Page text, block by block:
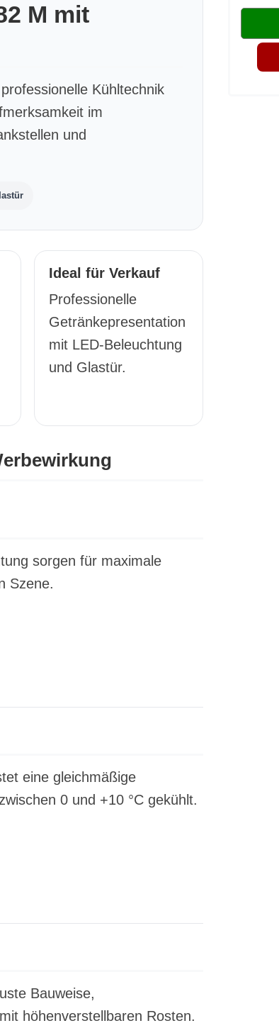
M mit
Kühltechnik
im
und
Ideal für Verkauf
Professionelle
Getränkepresentation
mit LED-Beleuchtung
und Glastür.
sorgen für maximale
Szene.
eine gleichmäßige
0 und +10 °C gekühlt.
Bauweise,
höhenverstellbaren Rosten.